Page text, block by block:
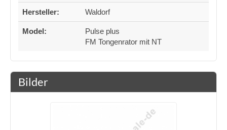
Hersteller: Waldorf
Model:
Pulse plus
FM Tongenrator mit NT
Bilder